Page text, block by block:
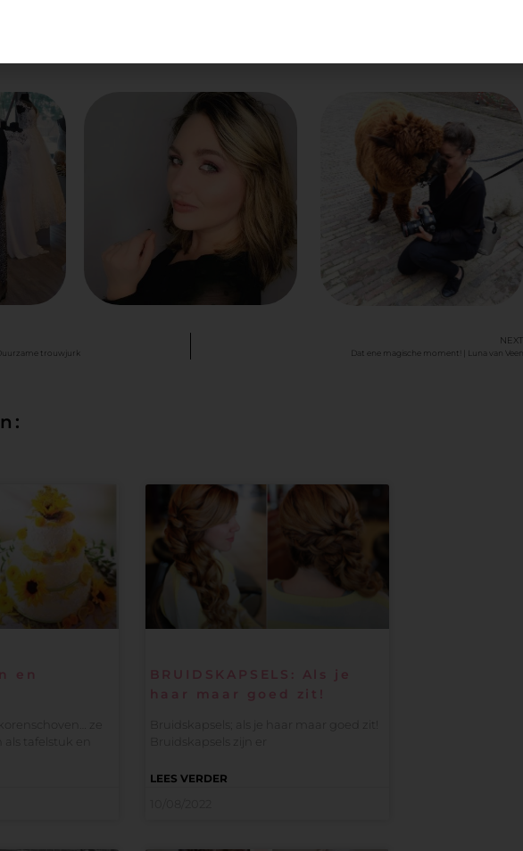
trouwjurk
NEXT
Dat ene magische moment! | Luna van Veen
en
ze
tafelstuk en
BRUIDSKAPSELS: Als je
haar maar goed zit!
Bruidskapsels; als je haar maar goed zit!
Bruidskapsels zijn er
LEES VERDER